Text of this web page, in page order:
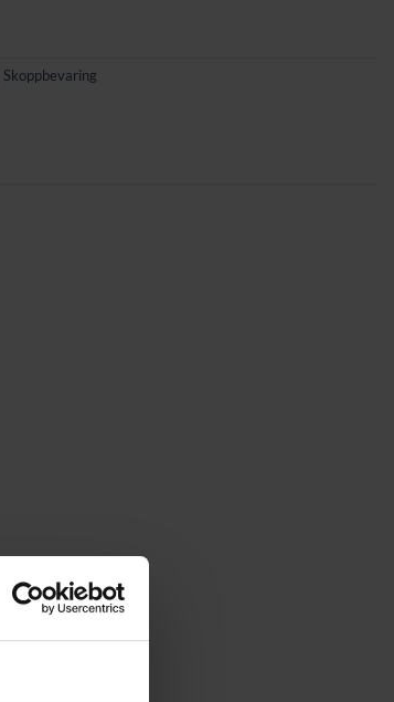
Skoppbevaring